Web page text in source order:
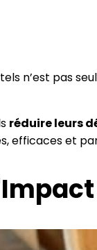
n’est pas
réduire leurs
efficaces et